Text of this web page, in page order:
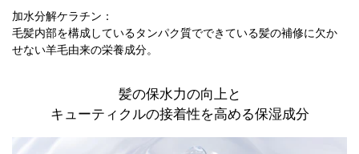
加水分解ケラチン：
毛髪内部を構成しているタンパク質でできている髪の補修に欠か
せない羊毛由来の栄養成分。
髪の保水力の向上と
キューティクルの接着性を高める保湿成分